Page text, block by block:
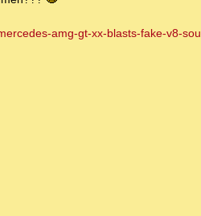
amg-gt-xx-blasts-fake-v8-